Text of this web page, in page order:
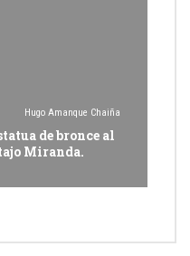
Hugo Amanque Chaiña
de bronce al
Miranda.